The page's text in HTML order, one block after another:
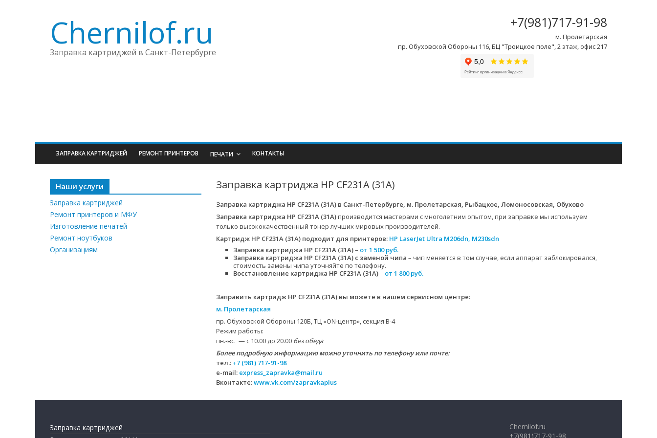
Chernilof.ru
Заправка картриджей в Санкт-Петербурге
+7(981)717-91-98
м. Пролетарская
пр. Обуховской Обороны 116, БЦ "Троицкое поле", 2 этаж, офис 217
ЗАПРАВКА КАРТРИДЖЕЙ РЕМОНТ ПРИНТЕРОВ ПЕЧАТИ КОНТАКТЫ
Заправка картриджа HP CF231A (31A)
Заправка картриджа HP CF231A (31A) в Санкт-Петербурге, м. Пролетарская, Рыбацкое, Ломоносовская, Обухово
Заправка картриджа HP CF231A (31A)производится мастерами с многолетним опытом, при заправке мы используем
только высококачественный тонер лучших мировых производителей.
Картридж HP CF231A (31A) подходит для принтеров: HP LaserJet Ultra M206dn, M230sdn
Заправка картриджа HP CF231A (31A)– от 1 500 руб.
Заправка картриджа HP CF231A (31A) с заменой чипа – чип меняется в том случае, если аппарат заблокировался,
стоимость замены чипа уточняйте по телефону.
Восстановление картриджа HP CF231A (31A)– от 1 800 руб.
Заправить картридж HP CF231A (31A) вы можете в нашем сервисном центре:
м. Пролетарская
пр. Обуховской Обороны 120Б, ТЦ «ON-центр», секция B-4
Режим работы:
пн.-вс. — с 10.00 до 20.00 без обеда
Более подробную информацию можно уточнить по телефону или почте:
тел.: +7 (981) 717-91-98
e-mail: express_zapravka@mail.ru
Вконтакте:www.vk.com/zapravkaplus
Наши услуги
Заправка картриджей
Ремонт принтеров и МФУ
Изготовление печатей
Ремонт ноутбуков
Организациям
Заправка картриджей
Chernilof.ru
+7(981)717-91-98